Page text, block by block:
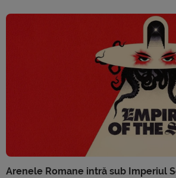
Arenele Romane intră sub Imperiul